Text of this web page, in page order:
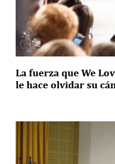
La fuerza que We
le hace olvidar su